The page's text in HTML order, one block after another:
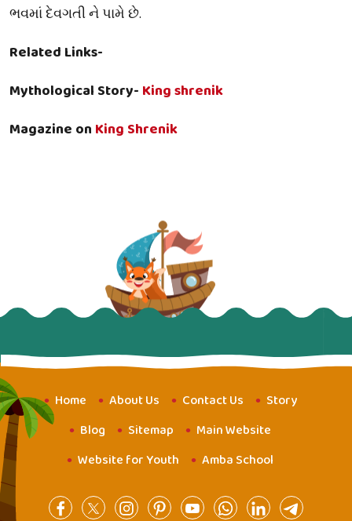
ભવમાં દેવગતી ને પામે છે.
Related Links-
Mythological Story- King shrenik
Magazine on King Shrenik
Home About Us Contact Us
Story
Blog
Sitemap
Main Website
Website for Youth
Amba School